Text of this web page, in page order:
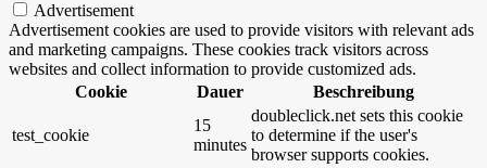
Advertisement
Advertisement cookies are used to provide visitors with relevant ads
and marketing campaigns. These cookies track visitors across
websites and collect information to provide customized ads.
Cookie
Dauer Beschreibung
test_cookie
15
minutes
doubleclick.net sets this cookie
to determine if the user's
browser supports cookies.